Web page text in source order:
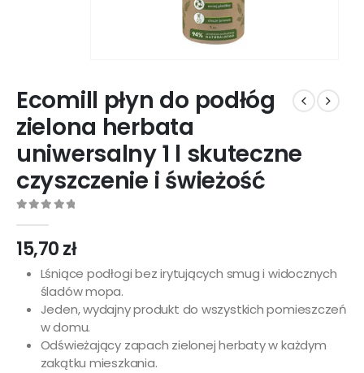
Ecomill płyn do podłóg
zielona herbata
uniwersalny 1 l skuteczne
czyszczenie i świeżość
15,70zł
Lśniące podłogi bez irytujących smug i widocznych
śladów mopa.
Jeden, wydajny produkt do wszystkich pomieszczeń
w domu.
Odświeżający zapach zielonej herbaty w każdym
zakątku mieszkania.